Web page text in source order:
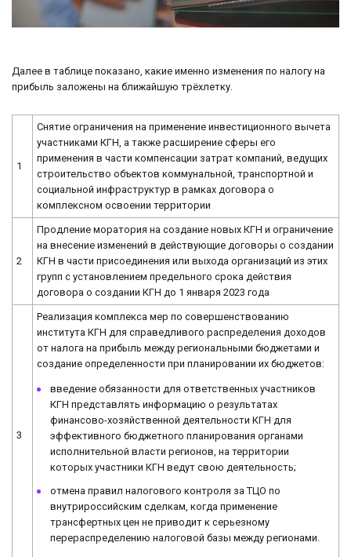
Далее в таблице показано, какие именно изменения по налогу на
прибыль заложены на ближайшую трёхлетку.
1
Снятие ограничения на применение инвестиционного вычета
участниками КГН, а также расширение сферы его
применения в части компенсации затрат компаний, ведущих
строительство объектов коммунальной, транспортной и
социальной инфраструктур в рамках договора о
комплексном освоении территории
2
Продление моратория на создание новых КГН и ограничение
на внесение изменений в действующие договоры о создании
КГН в части присоединения или выхода организаций из этих
групп с установлением предельного срока действия
договора о создании КГН до 1 января 2023 года
3
Реализация комплекса мер по совершенствованию
института КГН для справедливого распределения доходов
от налога на прибыль между региональными бюджетами и
создание определенности при планировании их бюджетов:
введение обязанности для ответственных участников
КГН представлять информацию о результатах
финансово-хозяйственной деятельности КГН для
эффективного бюджетного планирования органами
исполнительной власти регионов, на территории
которых участники КГН ведут свою деятельность;
отмена правил налогового контроля за ТЦО по
внутрироссийским сделкам, когда применение
трансфертных цен не приводит к серьезному
перераспределению налоговой базы между регионами.